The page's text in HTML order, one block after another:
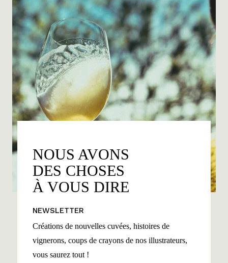
NOUS AVONS
DES CHOSES
À VOUS DIRE
NEWSLETTER
Créations de nouvelles cuvées, histoires de
vignerons, coups de crayons de nos illustrateurs,
vous saurez tout !